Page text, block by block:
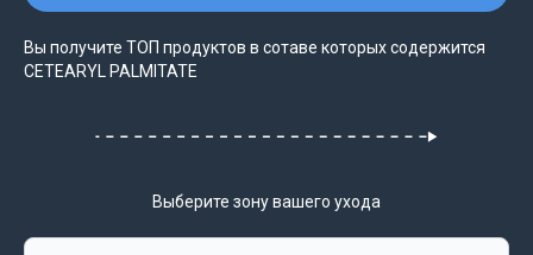
Вы получите ТОП продуктов в сотаве которых содержится
CETEARYL PALMITATE
Выберите зону вашего ухода